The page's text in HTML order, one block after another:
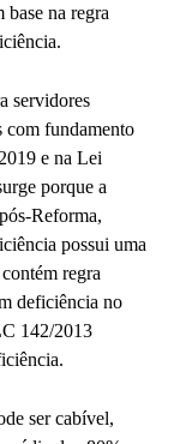
base na regra
servidores
com fundamento
e na Lei
porque a
Reforma,
possui uma
regra
deficiência no
142/2013
ser cabível,